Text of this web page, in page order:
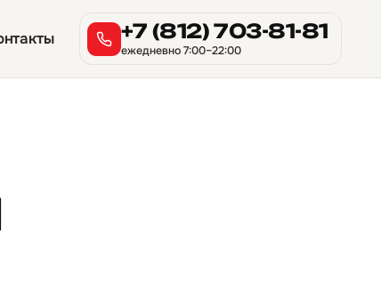
+7 (812) 703-81-81
ежедневно 7:00–22:00